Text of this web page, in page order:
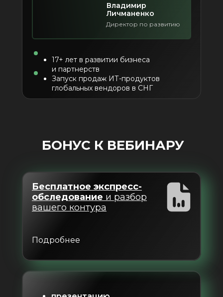
17+ лет в развитии бизнеса
и партнерств
Запуск продаж ИТ-продуктов
глобальных вендоров в СНГ
Директор по развитию
Владимир
Личманенко
БОНУС К ВЕБИНАРУ
Бесплатное экспресс-
обследование и разбор
вашего контура
Подробнее